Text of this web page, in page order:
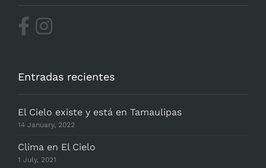
Entradas recientes
El Cielo existe y está en Tamaulipas
14 January, 2022
Clima en El Cielo
1 July, 2021